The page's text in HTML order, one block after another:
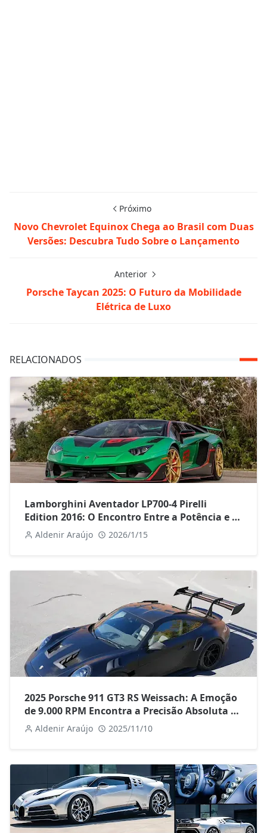
Próximo
Novo Chevrolet Equinox Chega ao Brasil com Duas
Versões: Descubra Tudo Sobre o Lançamento
Anterior
Porsche Taycan 2025: O Futuro da Mobilidade
Elétrica de Luxo
RELACIONADOS
Lamborghini Aventador LP700-4 Pirelli
Edition 2016: O Encontro Entre a Potência e o
Estilo Italiano
Aldenir Araújo 2026/1/15
2025 Porsche 911 GT3 RS Weissach: A Emoção
de 9.000 RPM Encontra a Precisão Absoluta do
Carbono
Aldenir Araújo 2025/11/10